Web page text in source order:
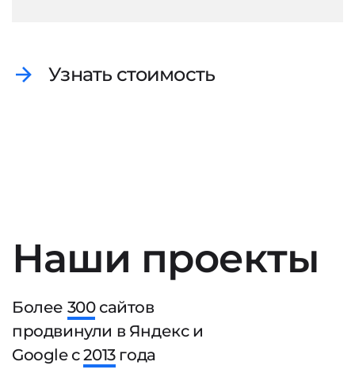
Узнать стоимость
Наши проекты
Более 300сайтов
продвинули в Яндекс и
Google с2013года